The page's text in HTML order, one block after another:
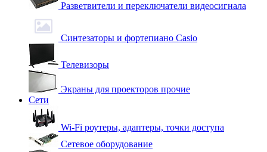
Разветвители и переключатели видеосигнала
Синтезаторы и фортепиано Casio
Телевизоры
Экраны для проекторов прочие
Сети
Wi-Fi роутеры, адаптеры, точки доступа
Сетевое оборудование